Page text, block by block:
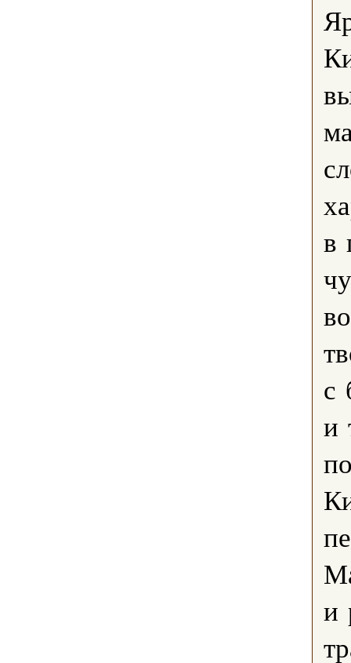
в
с
и
и